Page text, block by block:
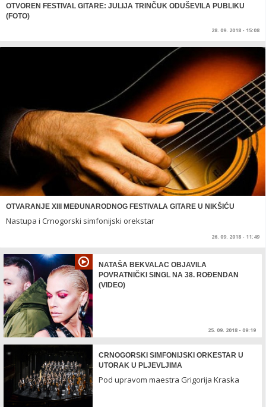
OTVOREN FESTIVAL GITARE: JULIJA TRINČUK ODUŠEVILA PUBLIKU
(FOTO)
28. 09. 2018 - 15:08
OTVARANJE XIII MEĐUNARODNOG FESTIVALA GITARE U NIKŠIĆU
Nastupa i Crnogorski simfonijski orekstar
26. 09. 2018 - 11:49
NATAŠA BEKVALAC OBJAVILA
POVRATNIČKI SINGL NA 38. ROĐENDAN
(VIDEO)
25. 09. 2018 - 09:19
CRNOGORSKI SIMFONIJSKI ORKESTAR U
UTORAK U PLJEVLJIMA
Pod upravom maestra Grigorija Kraska